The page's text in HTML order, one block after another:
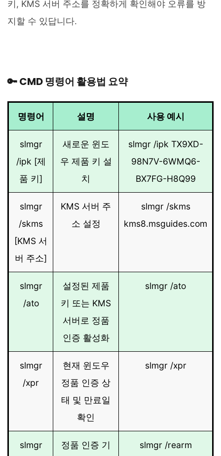
키, KMS 서버 주소를 정확하게 확인해야 오류를 방
지할 수 있답니다.
🔑 CMD 명령어 활용법 요약
명령어 설명 사용 예시
slmgr
/ipk [제
품 키]
새로운 윈도
우 제품 키 설
치
slmgr /ipk TX9XD-
98N7V-6WMQ6-
BX7FG-H8Q99
slmgr
/skms
[KMS 서
버 주소]
KMS 서버 주
소 설정
slmgr /skms
kms8.msguides.com
slmgr
/ato
설정된 제품
키 또는 KMS
서버로 정품
인증 활성화
slmgr /ato
slmgr
/xpr
현재 윈도우
정품 인증 상
태 및 만료일
확인
slmgr /xpr
slmgr
정품 인증 기
slmgr /rearm